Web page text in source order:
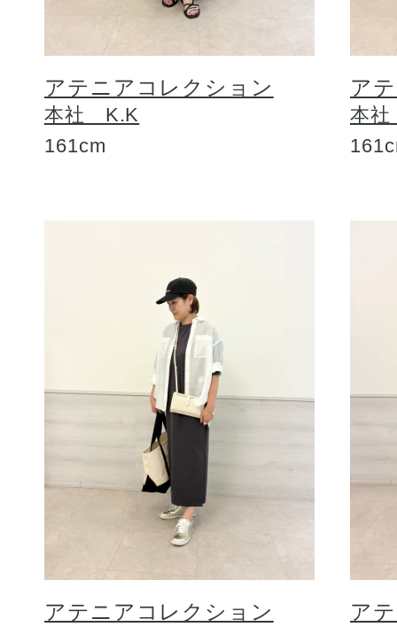
アテニアコレクション
本社 K.K
161cm
ア
本
アテニアコレクション ア